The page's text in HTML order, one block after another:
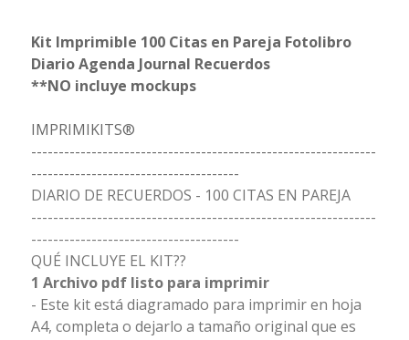
Kit Imprimible 100 Citas en Pareja Fotolibro
Diario Agenda Journal Recuerdos
**NO incluye mockups
IMPRIMIKITS®
---------------------------------------------------------------
--------------------------------------
DIARIO DE RECUERDOS - 100 CITAS EN PAREJA
---------------------------------------------------------------
--------------------------------------
QUÉ INCLUYE EL KIT??
1 Archivo pdf listo para imprimir
- Este kit está diagramado para imprimir en hoja
A4, completa o dejarlo a tamaño original que es